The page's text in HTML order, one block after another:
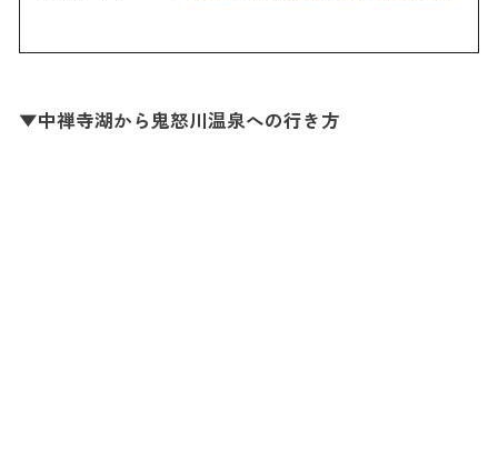
▼中禅寺湖から鬼怒川温泉への行き方